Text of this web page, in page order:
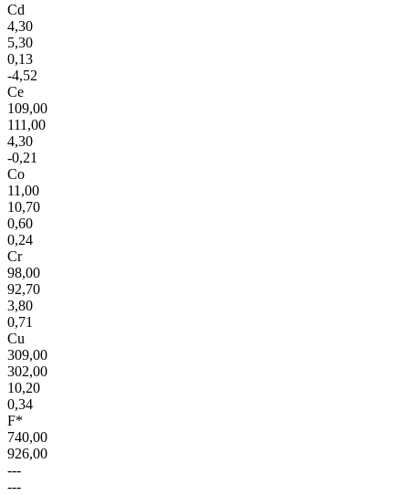
Cd
4,30
5,30
0,13
-4,52
Ce
109,00
111,00
4,30
-0,21
Co
11,00
10,70
0,60
0,24
Cr
98,00
92,70
3,80
0,71
Cu
309,00
302,00
10,20
0,34
F*
740,00
926,00
---
---